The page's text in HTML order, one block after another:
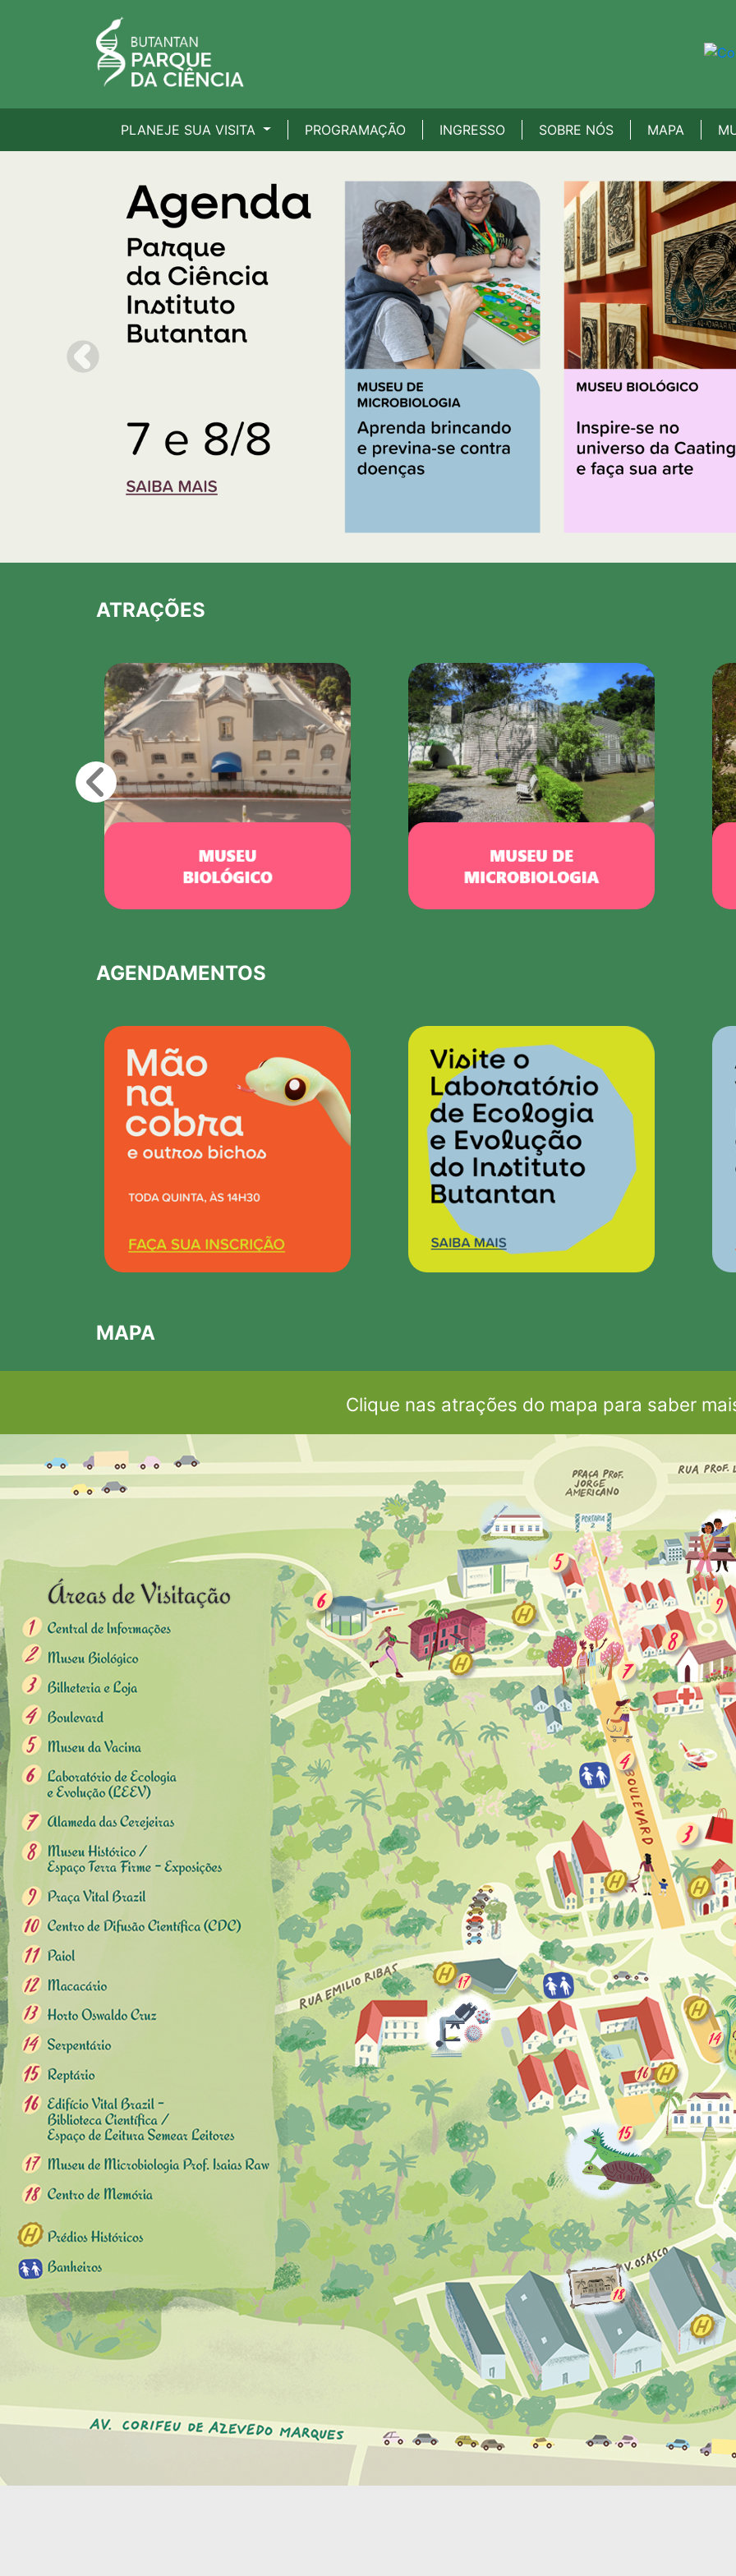
PLANEJE SUA VISITA PROGRAMAÇÃO INGRESSO SOBRE NÓS MAPA
Previous
ATRAÇÕES
AGENDAMENTOS
MAPA
Clique nas atrações do mapa para saber